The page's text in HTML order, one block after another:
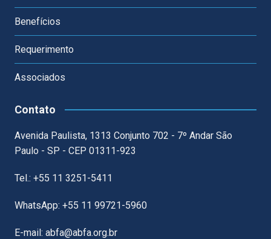
Benefícios
Requerimento
Associados
Contato
Avenida Paulista, 1313 Conjunto 702 - 7º Andar São
Paulo - SP - CEP 01311-923
Tel.: +55 11 3251-5411
WhatsApp: +55 11 99721-5960
E-mail: abfa@abfa.org.br